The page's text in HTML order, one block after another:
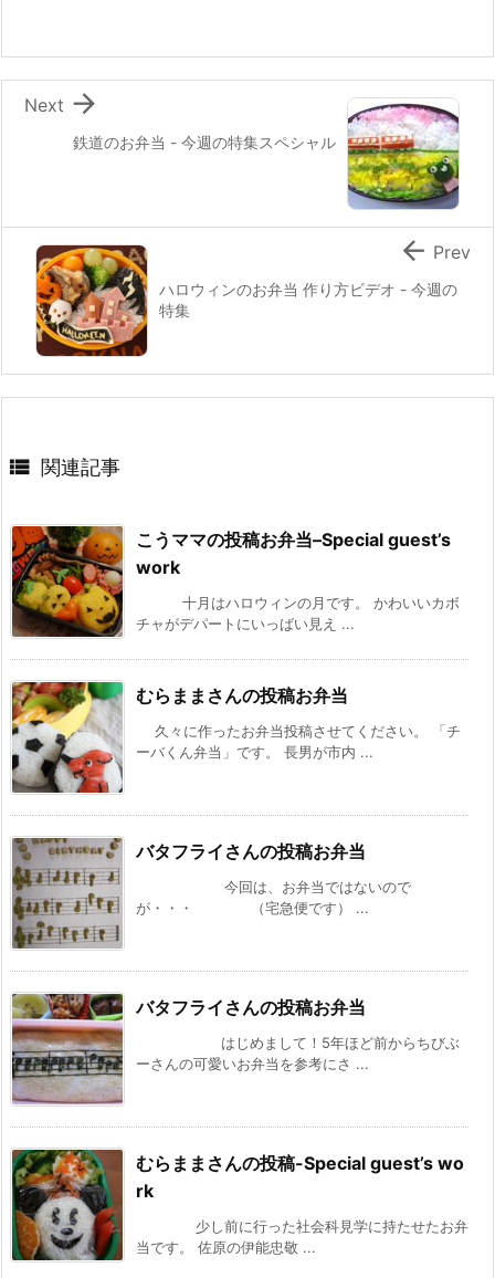
o
k
鉄道のお弁当 - 今週の特集スペシャル

Next
ハロウィンのお弁当 作り方ビデオ - 今週の
特集
 Prev
 関連記事
こうママの投稿お弁当–Special guest’s
work
十月はハロウィンの月です。 かわいいカボ
チャがデパートにいっばい見え ...
むらままさんの投稿お弁当
久々に作ったお弁当投稿させてください。 「チ
ーバくん弁当」です。 長男が市内 ...
バタフライさんの投稿お弁当
今回は、お弁当ではないので
が・・・ （宅急便です） ...
バタフライさんの投稿お弁当
はじめまして！5年ほど前からちびぶ
ーさんの可愛いお弁当を参考にさ ...
むらままさんの投稿-Special guest’s wo
rk
少し前に行った社会科見学に持たせたお弁
当です。 佐原の伊能忠敬 ...